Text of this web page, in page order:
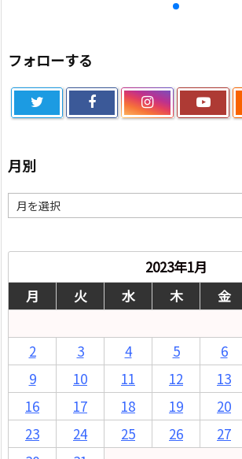
フォローする
月別
別
2023年1月
月
火 水 木 金
2
3 4 5 6
9
10 11 12 13
16
17 18 19 20
23
24 25 26 27